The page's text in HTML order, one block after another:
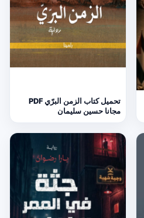
تحميل كتاب الزمن البرّي PDF
مجانا حسين سليمان